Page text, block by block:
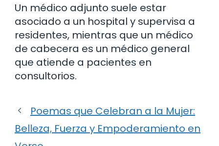
Un médico adjunto suele estar
asociado a un hospital y supervisa a
residentes, mientras que un médico
de cabecera es un médico general
que atiende a pacientes en
consultorios.
Poemas que Celebran a la Mujer:
Belleza, Fuerza y Empoderamiento en